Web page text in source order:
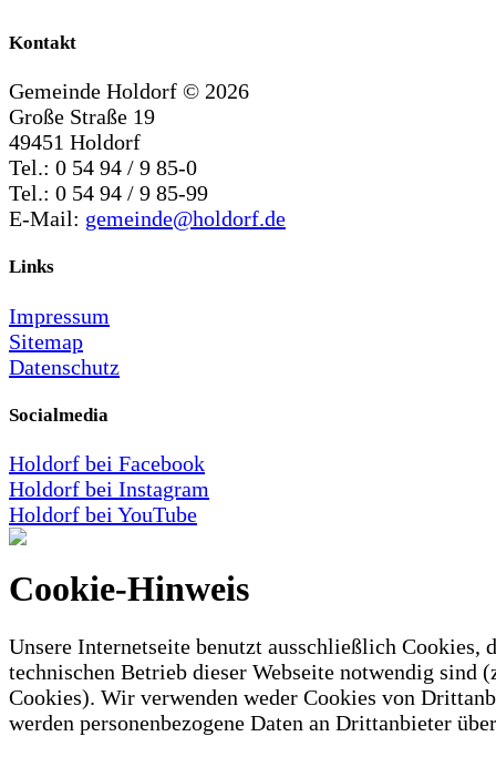
Kontakt
Gemeinde Holdorf © 2026
Große Straße 19
49451 Holdorf
Tel.: 0 54 94 / 9 85-0
Tel.: 0 54 94 / 9 85-99
E-Mail: gemeinde@holdorf.de
Links
Impressum
Sitemap
Datenschutz
Socialmedia
Holdorf bei Facebook
Holdorf bei Instagram
Holdorf bei YouTube
Cookie-Hinweis
Unsere Internetseite benutzt ausschließlich Cookies,
technischen Betrieb dieser Webseite notwendig sind
Cookies). Wir verwenden weder Cookies von
werden personenbezogene Daten an Drittanbieter